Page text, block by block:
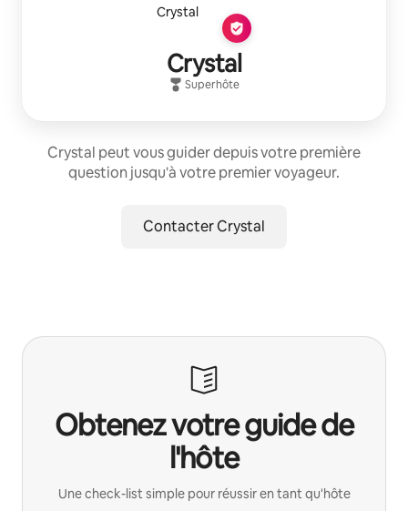
Crystal
Superhôte
Crystal peut vous guider depuis votre première
question jusqu'à votre premier voyageur.
Contacter Crystal
Obtenez votre guide de
l'hôte
Une check-list simple pour réussir en tant qu'hôte